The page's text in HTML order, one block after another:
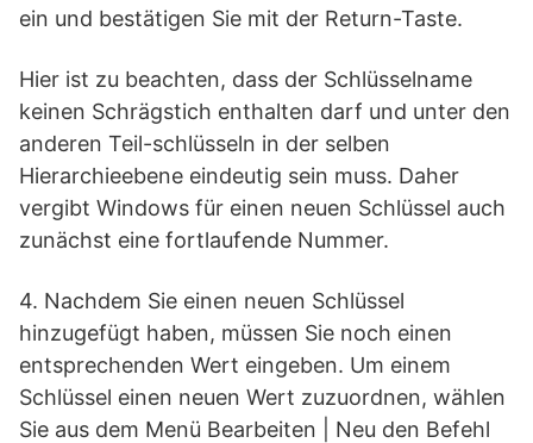
ein und bestätigen Sie mit der Return-Taste.
Hier ist zu beachten, dass der Schlüsselname
keinen Schrägstich enthalten darf und unter den
anderen Teil-schlüsseln in der selben
Hierarchieebene eindeutig sein muss. Daher
vergibt Windows für einen neuen Schlüssel auch
zunächst eine fortlaufende Nummer.
4. Nachdem Sie einen neuen Schlüssel
hinzugefügt haben, müssen Sie noch einen
entsprechenden Wert eingeben. Um einem
Schlüssel einen neuen Wert zuzuordnen, wählen
Sie aus dem Menü Bearbeiten | Neu den Befehl